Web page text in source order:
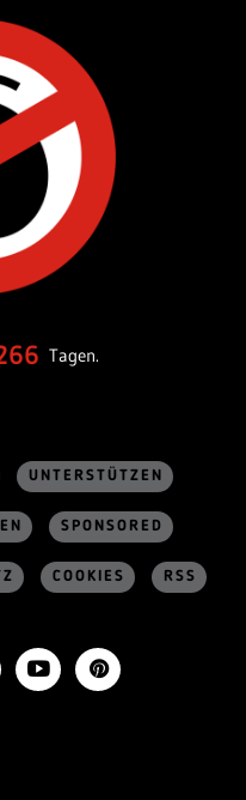
Tagen.
UNTERSTÜTZEN
SPONSORED
COOKIES RSS